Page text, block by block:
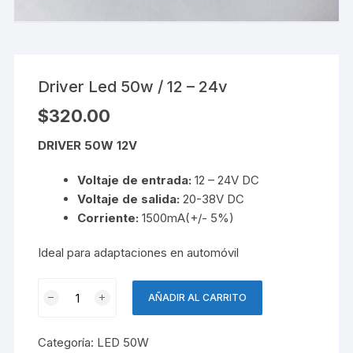
Driver Led 50w / 12 – 24v
$320.00
DRIVER 50W 12V
Voltaje de entrada: 12 – 24V DC
Voltaje de salida: 20-38V DC
Corriente: 1500mA(+/- 5%)
Ideal para adaptaciones en automóvil
/
AÑADIR AL CARRITO
Categoría: LED 50W